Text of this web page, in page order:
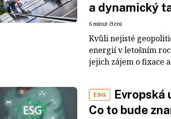
a dynamický
6 minut čtení
Kvůli nejisté
energií v letošním
jejich zájem o fixace
ESG
Evropská
Co to bude